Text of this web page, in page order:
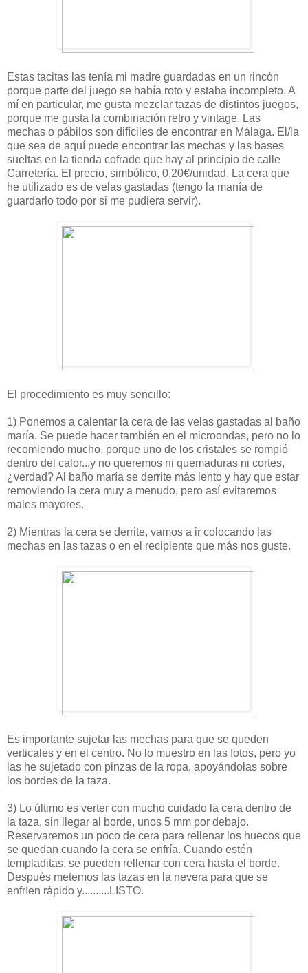
Estas tacitas las tenía mi madre guardadas en un rincón
porque parte del juego se había roto y estaba incompleto. A
mí en particular, me gusta mezclar tazas de distintos juegos,
porque me gusta la combinación retro y vintage. Las
mechas o pábilos son difíciles de encontrar en Málaga. El/la
que sea de aquí puede encontrar las mechas y las bases
sueltas en la tienda cofrade que hay al principio de calle
Carretería. El precio, simbólico, 0,20€/unidad. La cera que
he utilizado es de velas gastadas (tengo la manía de
guardarlo todo por si me pudiera servir).
El procedimiento es muy sencillo:
1) Ponemos a calentar la cera de las velas gastadas al baño
maría. Se puede hacer también en el microondas, pero no lo
recomiendo mucho, porque uno de los cristales se rompió
dentro del calor...y no queremos ni quemaduras ni cortes,
¿verdad? Al baño maría se derrite más lento y hay que estar
removiendo la cera muy a menudo, pero así evitaremos
males mayores.
2) Mientras la cera se derrite, vamos a ir colocando las
mechas en las tazas o en el recipiente que más nos guste.
Es importante sujetar las mechas para que se queden
verticales y en el centro. No lo muestro en las fotos, pero yo
las he sujetado con pinzas de la ropa, apoyándolas sobre
los bordes de la taza.
3) Lo último es verter con mucho cuidado la cera dentro de
la taza, sin llegar al borde, unos 5 mm por debajo.
Reservaremos un poco de cera para rellenar los huecos que
se quedan cuando la cera se enfría. Cuando estén
templaditas, se pueden rellenar con cera hasta el borde.
Después metemos las tazas en la nevera para que se
enfríen rápido y..........LISTO.